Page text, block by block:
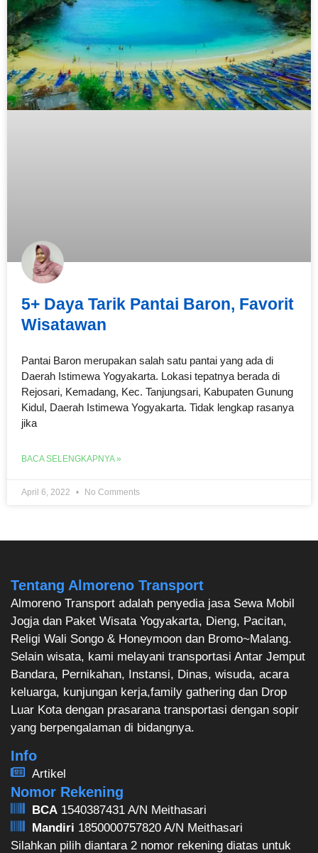
5+ Daya Tarik Pantai Baron, Favorit
Wisatawan
Pantai Baron merupakan salah satu pantai yang ada di
Daerah Istimewa Yogyakarta. Lokasi tepatnya berada di
Rejosari, Kemadang, Kec. Tanjungsari, Kabupaten Gunung
Kidul, Daerah Istimewa Yogyakarta. Tidak lengkap rasanya
jika
BACA SELENGKAPNYA »
April 6, 2022 No Comments
Tentang Almoreno Transport
Almoreno Transport adalah penyedia jasa Sewa Mobil
Jogja dan Paket Wisata Yogyakarta, Dieng, Pacitan,
Religi Wali Songo & Honeymoon dan Bromo~Malang.
Selain wisata, kami melayani transportasi Antar Jemput
Bandara, Pernikahan, Instansi, Dinas, wisuda, acara
keluarga, kunjungan kerja,family gathering dan Drop
Luar Kota dengan prasarana transportasi dengan sopir
yang berpengalaman di bidangnya.
Info
Artikel
Nomor Rekening
BCA 1540387431 A/N Meithasari
Mandiri 1850000757820 A/N Meithasari
Silahkan pilih diantara 2 nomor rekening diatas untuk